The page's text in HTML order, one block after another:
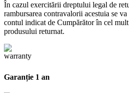
În cazul exercitării dreptului legal de
rambursarea contravalorii acestuia se
contul indicat de Cumpărător în cel
produsului returnat.
Garanție 1 an